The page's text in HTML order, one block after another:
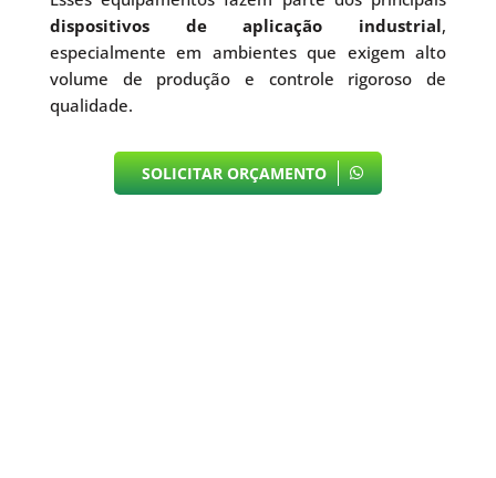
dispositivos de aplicação industrial,
especialmente em ambientes que exigem alto
volume de produção e controle rigoroso de
qualidade.
SOLICITAR ORÇAMENTO